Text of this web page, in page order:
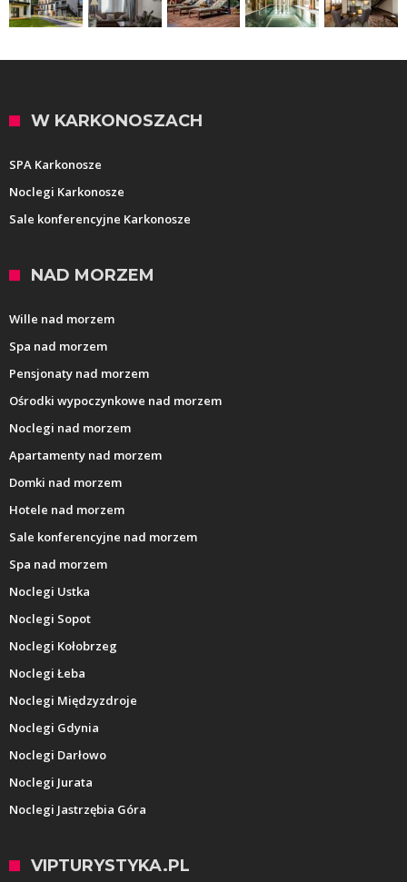
W KARKONOSZACH
SPA Karkonosze
Noclegi Karkonosze
Sale konferencyjne Karkonosze
NAD MORZEM
Wille nad morzem
Spa nad morzem
Pensjonaty nad morzem
Ośrodki wypoczynkowe nad morzem
Noclegi nad morzem
Apartamenty nad morzem
Domki nad morzem
Hotele nad morzem
Sale konferencyjne nad morzem
Spa nad morzem
Noclegi Ustka
Noclegi Sopot
Noclegi Kołobrzeg
Noclegi Łeba
Noclegi Międzyzdroje
Noclegi Gdynia
Noclegi Darłowo
Noclegi Jurata
Noclegi Jastrzębia Góra
VIPTURYSTYKA.PL